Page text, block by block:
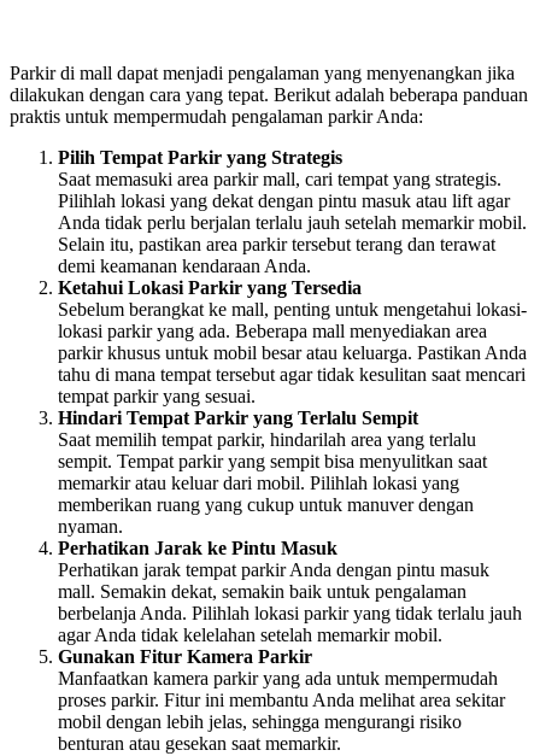
Parkir di mall dapat menjadi pengalaman yang menyenangkan jika
dilakukan dengan cara yang tepat. Berikut adalah beberapa panduan
praktis untuk mempermudah pengalaman parkir Anda:
Pilih Tempat Parkir yang Strategis
Saat memasuki area parkir mall, cari tempat yang strategis.
Pilihlah lokasi yang dekat dengan pintu masuk atau lift agar
Anda tidak perlu berjalan terlalu jauh setelah memarkir mobil.
Selain itu, pastikan area parkir tersebut terang dan terawat
demi keamanan kendaraan Anda.
Ketahui Lokasi Parkir yang Tersedia
Sebelum berangkat ke mall, penting untuk mengetahui lokasi-
lokasi parkir yang ada. Beberapa mall menyediakan area
parkir khusus untuk mobil besar atau keluarga. Pastikan Anda
tahu di mana tempat tersebut agar tidak kesulitan saat mencari
tempat parkir yang sesuai.
Hindari Tempat Parkir yang Terlalu Sempit
Saat memilih tempat parkir, hindarilah area yang terlalu
sempit. Tempat parkir yang sempit bisa menyulitkan saat
memarkir atau keluar dari mobil. Pilihlah lokasi yang
memberikan ruang yang cukup untuk manuver dengan
nyaman.
Perhatikan Jarak ke Pintu Masuk
Perhatikan jarak tempat parkir Anda dengan pintu masuk
mall. Semakin dekat, semakin baik untuk pengalaman
berbelanja Anda. Pilihlah lokasi parkir yang tidak terlalu jauh
agar Anda tidak kelelahan setelah memarkir mobil.
Gunakan Fitur Kamera Parkir
Manfaatkan kamera parkir yang ada untuk mempermudah
proses parkir. Fitur ini membantu Anda melihat area sekitar
mobil dengan lebih jelas, sehingga mengurangi risiko
benturan atau gesekan saat memarkir.